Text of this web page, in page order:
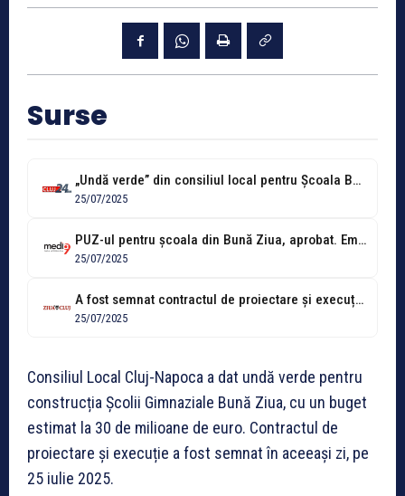
Surse
„Undă verde” din consiliul local pentru Școala Bună Ziua. A fost aprobat...
25/07/2025
PUZ-ul pentru școala din Bună Ziua, aprobat. Emil Boc: „642 de elevi...
25/07/2025
A fost semnat contractul de proiectare și execuție pentru Școala Bună Ziua. Dan...
25/07/2025
Consiliul Local Cluj-Napoca a dat undă verde pentru
construcția Școlii Gimnaziale Bună Ziua, cu un buget
estimat la 30 de milioane de euro. Contractul de
proiectare și execuție a fost semnat în aceeași zi, pe
25 iulie 2025.